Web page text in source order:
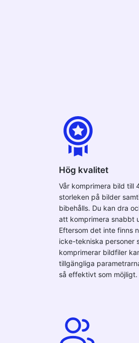
Hög kvalitet
Vår komprimera bild till
storleken på bilder
bibehålls. Du kan dra
att komprimera snabbt
Eftersom det inte finns
icke-tekniska personer
komprimerar bildfiler
tillgängliga
så effektivt som möjligt.